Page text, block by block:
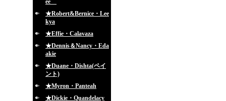
ee
★Robert&Bernice・Lee
kya
★Effie・Calavaza
★Dennis＆Nancy・Eda
akie
★Duane・Dishta(ペイ
ント)
★Myron・Panteah
★Dickie・Quandelacy